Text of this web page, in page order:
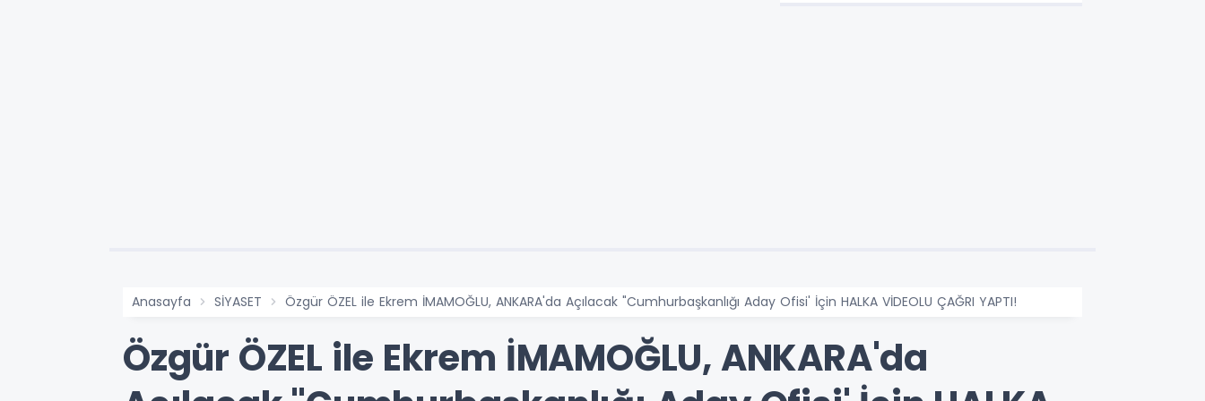
Anasayfa SİYASET Özgür ÖZEL ile Ekrem İMAMOĞLU, ANKARA'da Açılacak "Cumhurbaşkanlığı Aday Ofisi' İçin HALKA VİDEOLU ÇAĞRI YAPTI!
Özgür ÖZEL ile Ekrem İMAMOĞLU, ANKARA'da